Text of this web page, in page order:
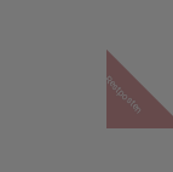
Restposten